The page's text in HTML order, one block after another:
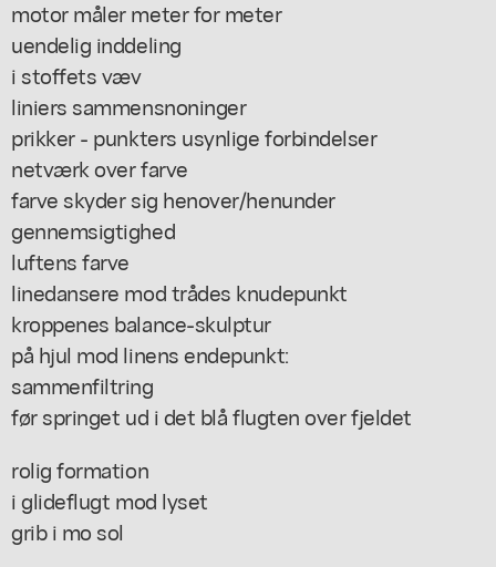
motor måler meter for meter
uendelig inddeling
i stoffets væv
liniers sammensnoninger
prikker - punkters usynlige forbindelser
netværk over farve
farve skyder sig henover/henunder
gennemsigtighed
luftens farve
linedansere mod trådes knudepunkt
kroppenes balance-skulptur
på hjul mod linens endepunkt:
sammenfiltring
før springet ud i det blå flugten over fjeldet
rolig formation
i glideflugt mod lyset
grib i mo sol